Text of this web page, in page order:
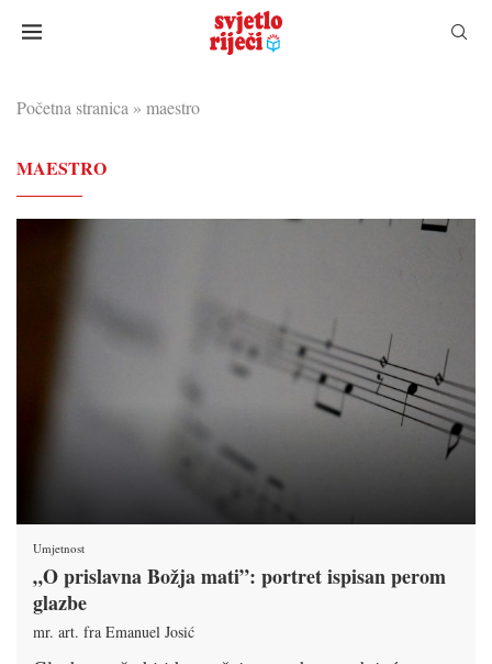
Početna stranica » maestro
MAESTRO
Umjetnost
„O prislavna Božja mati”: portret ispisan perom
glazbe
mr. art. fra Emanuel Josić